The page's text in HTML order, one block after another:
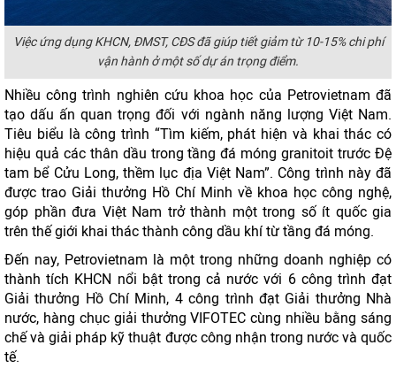
Việc ứng dụng KHCN, ĐMST, CĐS đã giúp tiết giảm từ 10-15% chi phí
vận hành ở một số dự án trọng điểm.
Nhiều công trình nghiên cứu khoa học của Petrovietnam đã
tạo dấu ấn quan trọng đối với ngành năng lượng Việt Nam.
Tiêu biểu là công trình “Tìm kiếm, phát hiện và khai thác có
hiệu quả các thân dầu trong tầng đá móng granitoit trước Đệ
tam bể Cửu Long, thềm lục địa Việt Nam”. Công trình này đã
được trao Giải thưởng Hồ Chí Minh về khoa học công nghệ,
góp phần đưa Việt Nam trở thành một trong số ít quốc gia
trên thế giới khai thác thành công dầu khí từ tầng đá móng.
Đến nay, Petrovietnam là một trong những doanh nghiệp có
thành tích KHCN nổi bật trong cả nước với 6 công trình đạt
Giải thưởng Hồ Chí Minh, 4 công trình đạt Giải thưởng Nhà
nước, hàng chục giải thưởng VIFOTEC cùng nhiều bằng sáng
chế và giải pháp kỹ thuật được công nhận trong nước và quốc
tế.